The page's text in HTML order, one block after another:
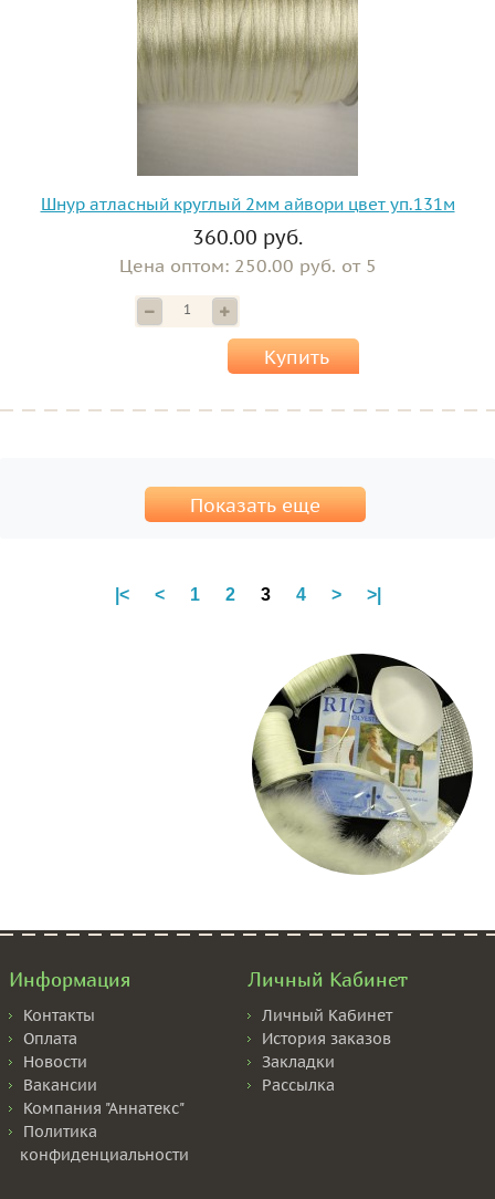
Шнур атласный круглый 2мм айвори цвет уп.131м
360.00 руб.
Цена оптом: 250.00 руб. от 5
Купить
Показать еще
|< < 1 2 3 4 > >|
Информация
Контакты
Оплата
Новости
Вакансии
Компания "Аннатекс"
Политика
конфиденциальности
Личный Кабинет
Личный Кабинет
История заказов
Закладки
Рассылка